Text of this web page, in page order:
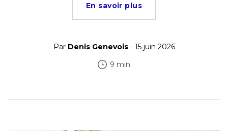
En savoir plus
Par Denis Genevois- 15 juin 2026
9 min